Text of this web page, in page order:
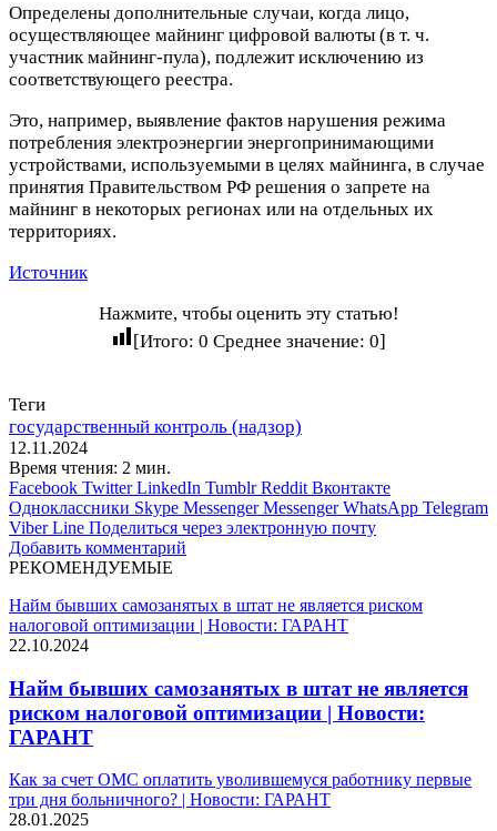
Определены дополнительные случаи, когда лицо,
осуществляющее майнинг цифровой валюты (в т. ч.
участник майнинг-пула), подлежит исключению из
соответствующего реестра.
Это, например, выявление фактов нарушения режима
потребления электроэнергии энергопринимающими
устройствами, используемыми в целях майнинга, в случае
принятия Правительством РФ решения о запрете на
майнинг в некоторых регионах или на отдельных их
территориях.
Источник
Нажмите, чтобы оценить эту статью!
[Итого: 0 Среднее значение: 0]
Теги
государственный контроль (надзор)
12.11.2024
Время чтения: 2 мин.
Facebook Twitter LinkedIn Tumblr Reddit Вконтакте
Одноклассники Skype Messenger Messenger WhatsApp Telegram
Viber Line Поделиться через электронную почту
Добавить комментарий
РЕКОМЕНДУЕМЫЕ
Найм бывших самозанятых в штат не является риском
налоговой оптимизации | Новости: ГАРАНТ
22.10.2024
Найм бывших самозанятых в штат не является
риском налоговой оптимизации | Новости:
ГАРАНТ
Как за счет ОМС оплатить уволившемуся работнику первые
три дня больничного? | Новости: ГАРАНТ
28.01.2025